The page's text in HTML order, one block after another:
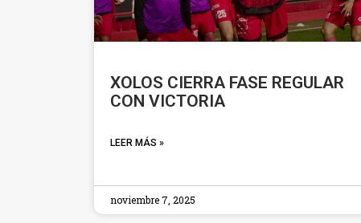
XOLOS CIERRA FASE REGULAR
CON VICTORIA
LEER MÁS »
noviembre 7, 2025